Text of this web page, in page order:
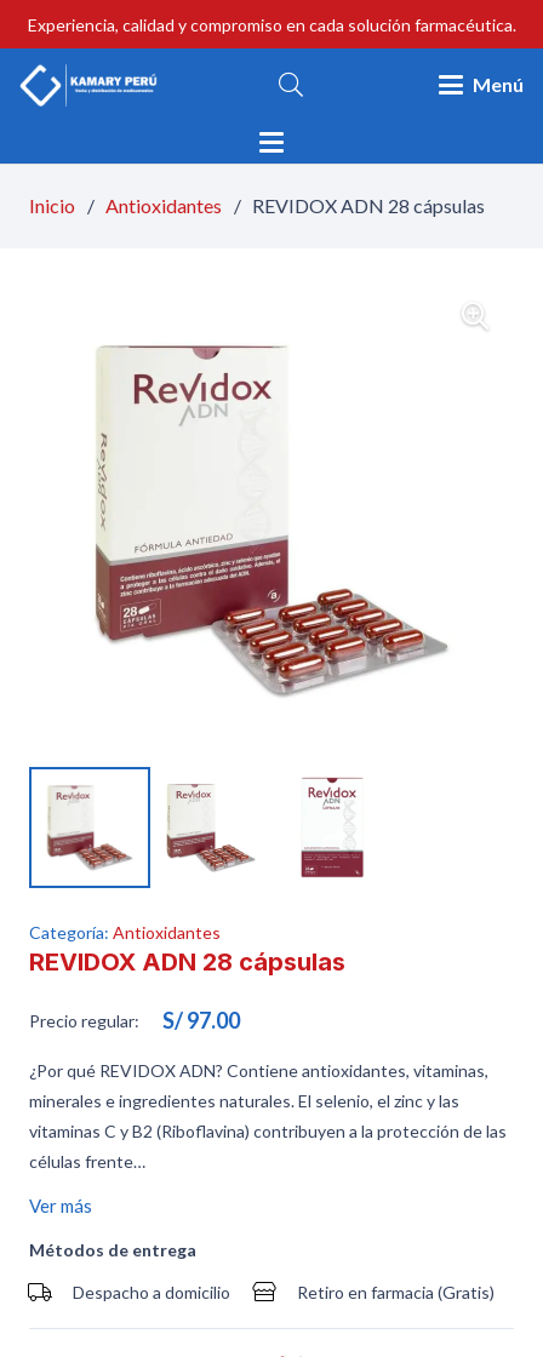
Experiencia, calidad y compromiso en cada solución farmacéutica.
Menú
Inicio / Antioxidantes / REVIDOX ADN 28 cápsulas
Categoría: Antioxidantes
REVIDOX ADN 28 cápsulas
Precio regular: S/97.00
¿Por qué REVIDOX ADN? Contiene antioxidantes, vitaminas,
minerales e ingredientes naturales. El selenio, el zinc y las
vitaminas C y B2 (Riboflavina) contribuyen a la protección de las
células frente…
Ver más
Métodos de entrega
Despacho a domicilio Retiro en farmacia (Gratis)